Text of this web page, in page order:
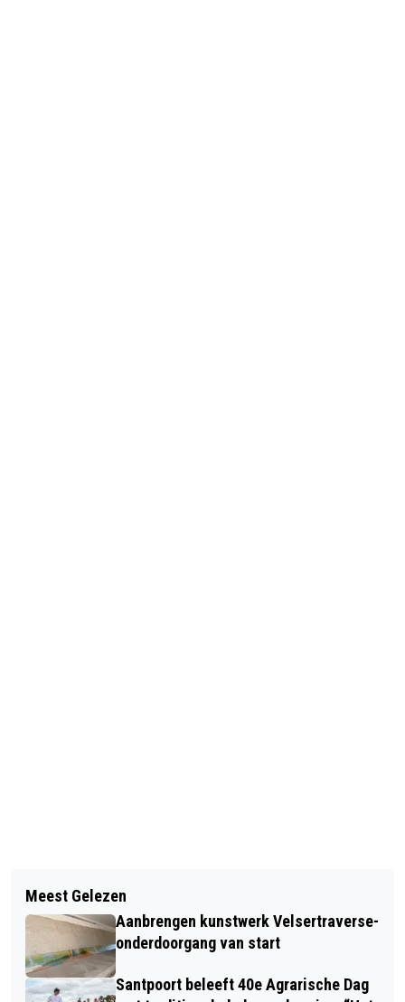
BEVERWIJKS STADSGEDICHT ‘PATAT
MET NATTE HANDEN’
LUILAKMARKT KOMT ER WEER AAN;
OOK DIT JAAR NIET DE HELE NACHT!
Meest Gelezen
Aanbrengen kunstwerk Velsertraverse-
onderdoorgang van start
Santpoort beleeft 40e Agrarische Dag